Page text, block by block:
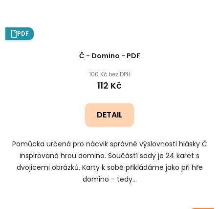
PDF
Č - Domino - PDF
100 Kč bez DPH
112 Kč
DETAIL
Pomůcka určená pro nácvik správné výslovnosti hlásky Č
inspirovaná hrou domino. Součástí sady je 24 karet s
dvojicemi obrázků. Karty k sobě přikládáme jako při hře
domino - tedy...